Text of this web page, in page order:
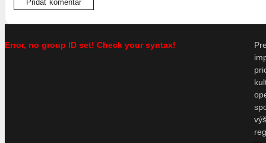
Error, no group ID set! Check your syntax!